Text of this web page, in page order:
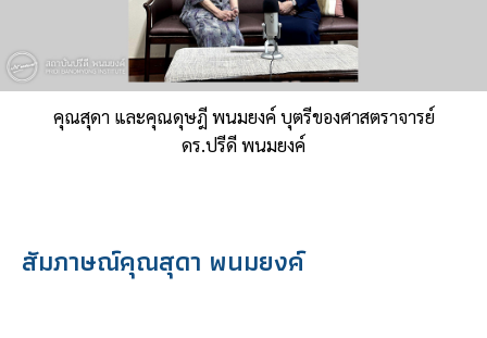
คุณสุดา และคุณดุษฎี พนมยงค์ บุตรีของศาสตราจารย์
ดร.ปรีดี พนมยงค์
สัมภาษณ์คุณสุดา พนมยงค์